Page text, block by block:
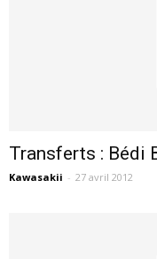
Transferts : Bédi
Kawasakii - 27 avril 2012